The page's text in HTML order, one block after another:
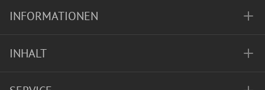
INFORMATIONEN
INHALT